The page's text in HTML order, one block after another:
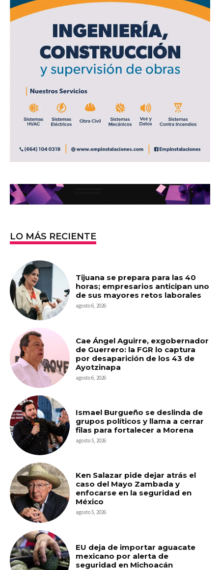
LO MÁS RECIENTE
Tijuana se prepara para las 40
horas; empresarios anticipan uno
de sus mayores retos laborales
agosto 6, 2026
Cae Ángel Aguirre, exgobernador
de Guerrero: la FGR lo captura
por desaparición de los 43 de
Ayotzinapa
agosto 6, 2026
Ismael Burgueño se deslinda de
grupos políticos y llama a cerrar
filas para fortalecer a Morena
agosto 5, 2026
Ken Salazar pide dejar atrás el
caso del Mayo Zambada y
enfocarse en la seguridad en
México
agosto 5, 2026
EU deja de importar aguacate
mexicano por alerta de
seguridad en Michoacán